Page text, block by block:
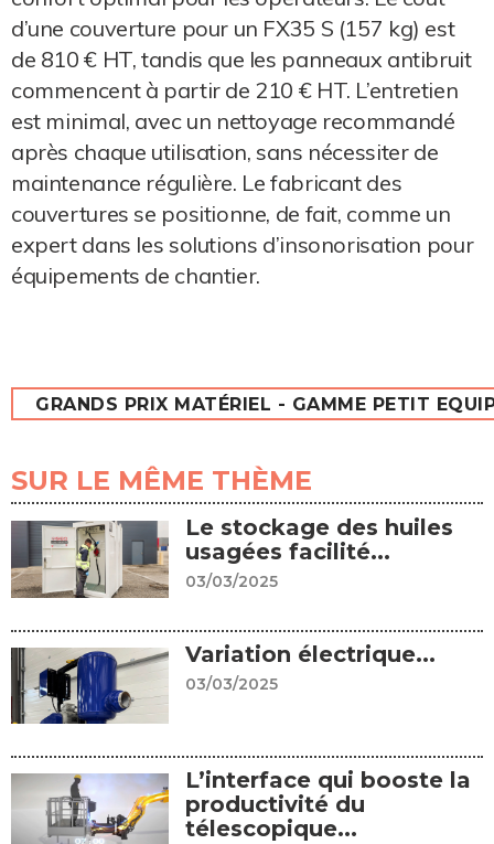
d’une couverture pour un FX35 S (157 kg) est
de 810 € HT, tandis que les panneaux antibruit
commencent à partir de 210 € HT. L’entretien
est minimal, avec un nettoyage recommandé
après chaque utilisation, sans nécessiter de
maintenance régulière. Le fabricant des
couvertures se positionne, de fait, comme un
expert dans les solutions d’insonorisation pour
équipements de chantier.
GRANDS PRIX MATÉRIEL - GAMME PETIT
SUR LE MÊME THÈME
Le stockage des huiles
usagées facilité...
03/03/2025
Variation électrique...
03/03/2025
L’interface qui booste la
productivité du
télescopique...